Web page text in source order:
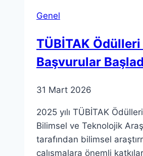
Genel
TÜBİTAK
Başvurular
31 Mart 2026
2025 yılı TÜBİTAK
Bilimsel ve Teknolojik
tarafından bilimsel
çalışmalara önemli